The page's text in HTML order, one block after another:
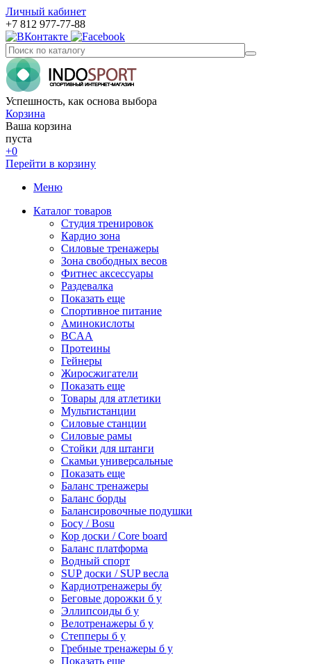
Личный кабинет
+7 812 977-77-88
Успешность, как основа выбора
Корзина
Ваша корзина
пуста
+0
Перейти в корзину
Меню
Каталог товаров
Студия тренировок
Кардио зона
Силовые тренажеры
Зона свободных весов
Фитнес аксессуары
Раздевалка
Показать еще
Спортивное питание
Аминокислоты
BCAA
Протеины
Гейнеры
Жиросжигатели
Показать еще
Товары для атлетики
Мультистанции
Силовые станции
Силовые рамы
Стойки для штанги
Скамьи универсальные
Показать еще
Баланс тренажеры
Баланс борды
Балансировочные подушки
Босу / Bosu
Кор доски / Core board
Баланс платформа
Водный спорт
SUP доски / SUP весла
Кардиотренажеры бу
Беговые дорожки б у
Эллипсоиды б у
Велотренажеры б у
Степперы б у
Гребные тренажеры б у
Показать еще